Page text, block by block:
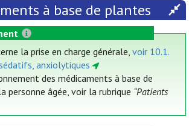
à base de plantes
la prise en charge générale,voir 10.1.
anxiolytiques
des médicaments à base de
personne âgée, voir la rubrique “Patients